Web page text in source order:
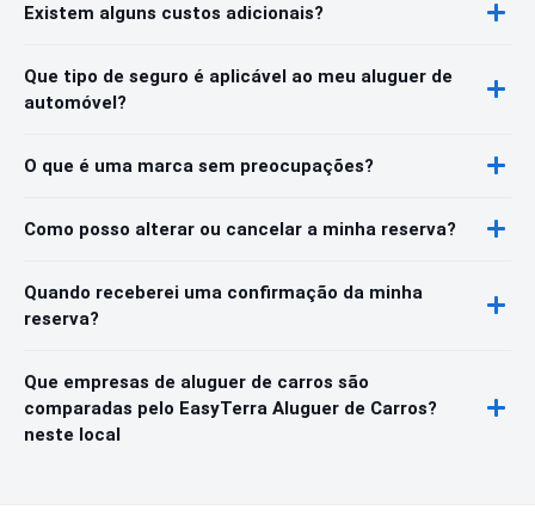
Existem alguns custos adicionais?
Que tipo de seguro é aplicável ao meu aluguer de
automóvel?
O que é uma marca sem preocupações?
Como posso alterar ou cancelar a minha reserva?
Quando receberei uma confirmação da minha
reserva?
Que empresas de aluguer de carros são
comparadas pelo EasyTerra Aluguer de Carros?
neste local